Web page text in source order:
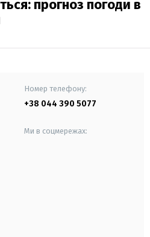
прогноз погоди в
Номер телефону:
+38 044 390 5077
Ми в соцмережах: